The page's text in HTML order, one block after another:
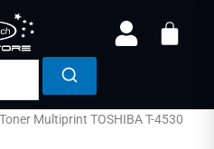
Toner Multiprint TOSHIBA T-4530